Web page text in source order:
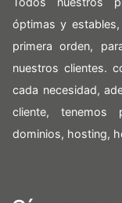
óptimas y
primera orden,
nuestros clientes.
cada necesidad,
cliente, tenemos
dominios, hosting,